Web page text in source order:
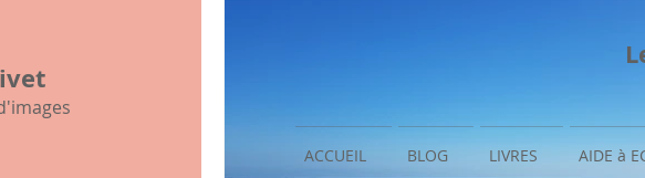
ACCUEIL BLOG LIVRES AIDE à